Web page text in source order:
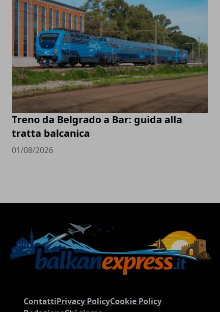
Treno da Belgrado a Bar: guida alla
tratta balcanica
01/08/2026
ContattiPrivacy PolicyCookie Policy